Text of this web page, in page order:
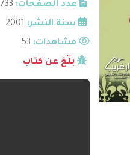
عدد الصفحات: 733
سنة النشر: 2001
مشاهدات:
بلّغ عن كتاب